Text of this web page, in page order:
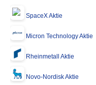
SpaceX Aktie
Micron Technology Aktie
Rheinmetall Aktie
Novo-Nordisk Aktie